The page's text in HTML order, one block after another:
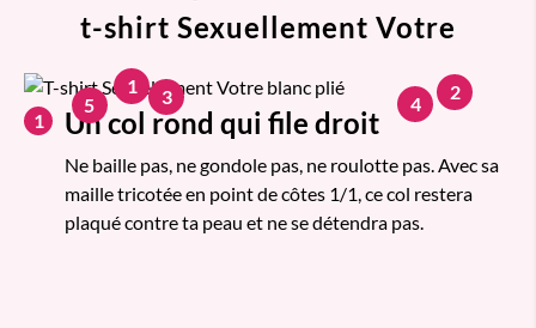
t-shirt Sexuellement Votre
1 Un col rond qui file droit
Ne baille pas, ne gondole pas, ne roulotte pas. Avec sa
maille tricotée en point de côtes 1/1, ce col restera
plaqué contre ta peau et ne se détendra pas.
1 2
3 4
5